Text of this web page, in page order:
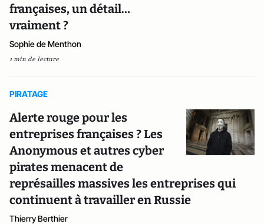
françaises, un détail…
vraiment ?
Sophie de Menthon
1 min de lecture
PIRATAGE
Alerte rouge pour les
entreprises françaises ? Les
Anonymous et autres cyber
pirates menacent de
représailles massives les entreprises qui
continuent à travailler en Russie
Thierry Berthier